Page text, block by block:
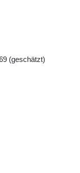
(geschätzt)